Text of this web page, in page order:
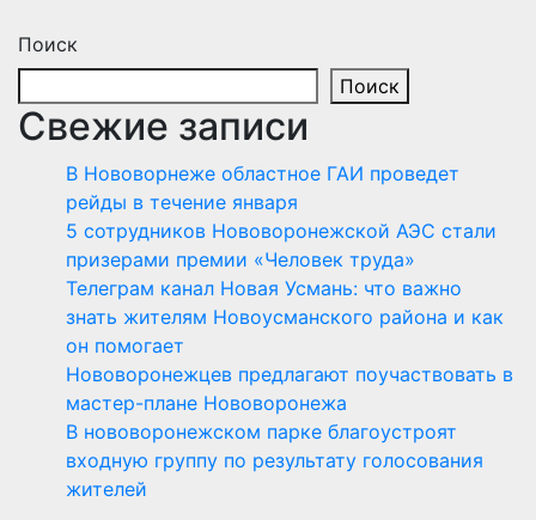
Поиск
Поиск
Свежие записи
В Нововорнеже областное ГАИ проведет
рейды в течение января
5 сотрудников Нововоронежской АЭС стали
призерами премии «Человек труда»
Телеграм канал Новая Усмань: что важно
знать жителям Новоусманского района и как
он помогает
Нововоронежцев предлагают поучаствовать в
мастер-плане Нововоронежа
В нововоронежском парке благоустроят
входную группу по результату голосования
жителей